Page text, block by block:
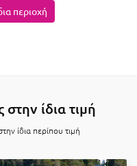
περιοχή
ίδια τιμή
ίδια περίπου τιμή